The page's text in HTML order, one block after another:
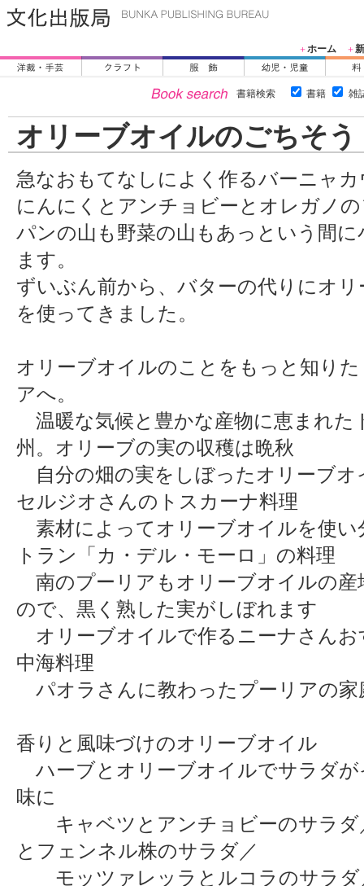
＋ホーム ＋
書籍検索 書籍 雑
オリーブオイルのごちそう
急なおもてなしによく作るバーニャ
にんにくとアンチョビーとオレガノ
パンの山も野菜の山もあっという間に
ます。
ずいぶん前から、バターの代りにオ
を使ってきました。
オリーブオイルのことをもっと知り
アへ。
温暖な気候と豊かな産物に恵まれた
州。オリーブの実の収穫は晩秋
自分の畑の実をしぼったオリーブオ
セルジオさんのトスカーナ料理
素材によってオリーブオイルを使い
トラン「カ・デル・モーロ」の料理
南のプーリアもオリーブオイルの産
ので、黒く熟した実がしぼれます
オリーブオイルで作るニーナさんお
中海料理
パオラさんに教わったプーリアの家
香りと風味づけのオリーブオイル
ハーブとオリーブオイルでサラダが
味に
キャベツとアンチョビーのサラダ
とフェンネル株のサラダ／
モッツァレッラとルコラのサラダ